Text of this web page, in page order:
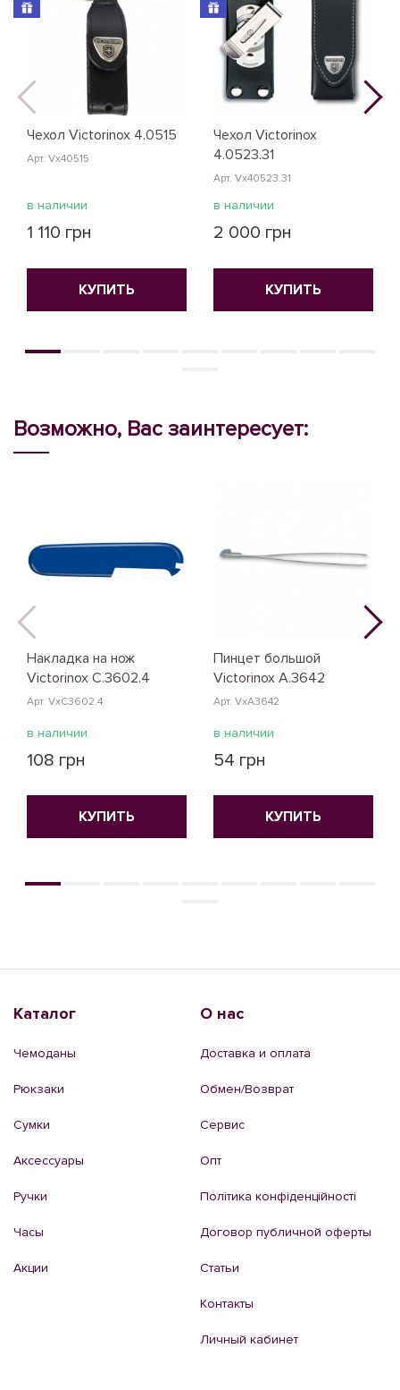
Чехол Victorinox 4.0515
Арт. Vx40515
в наличии
1 110 грн
КУПИТЬ
Чехол Victorinox
4.0523.31
Арт. Vx40523.31
в наличии
2 000 грн
КУПИТЬ
Возможно, Вас заинтересует:
Накладка на нож
Victorinox C.3602.4
Арт. VxC3602.4
в наличии
108 грн
КУПИТЬ
Пинцет большой
Victorinox A.3642
Арт. VxA3642
в наличии
54 грн
КУПИТЬ
Каталог
Чемоданы
Рюкзаки
Сумки
Аксессуары
Ручки
Часы
Акции
О нас
Доставка и оплата
Обмен/Возврат
Сервис
Опт
Політика конфіденційності
Договор публичной оферты
Статьи
Контакты
Личный кабинет